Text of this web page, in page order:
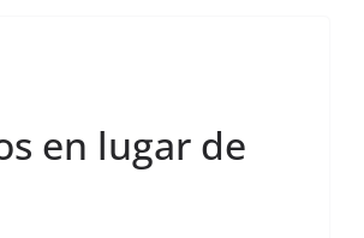
en lugar de